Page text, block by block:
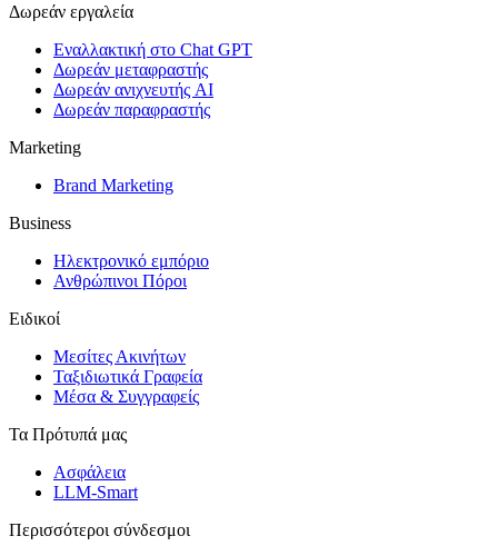
Δωρεάν εργαλεία
Εναλλακτική στο Chat GPT
Δωρεάν μεταφραστής
Δωρεάν ανιχνευτής AI
Δωρεάν παραφραστής
Marketing
Brand Marketing
Business
Ηλεκτρονικό εμπόριο
Ανθρώπινοι Πόροι
Ειδικοί
Μεσίτες Ακινήτων
Ταξιδιωτικά Γραφεία
Μέσα & Συγγραφείς
Τα Πρότυπά μας
Ασφάλεια
LLM-Smart
Περισσότεροι σύνδεσμοι